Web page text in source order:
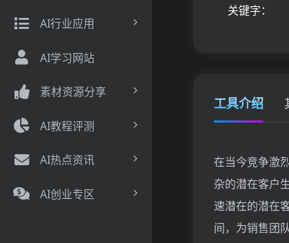
AI行业应用
AI学习网站
素材资源分享
AI教程评测
AI热点资讯
AI创业专区
关键字：
工具介绍
在当今竞争激
杂的潜在客户
速潜在的潜在
间，为销售团